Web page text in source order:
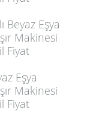
Beyaz Eşya
Makinesi
Fiyat
Eşya
Makinesi
Fiyat